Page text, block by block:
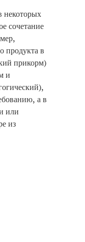
некоторых
сочетание
продукта в
прикорм)
и
а в
или
из